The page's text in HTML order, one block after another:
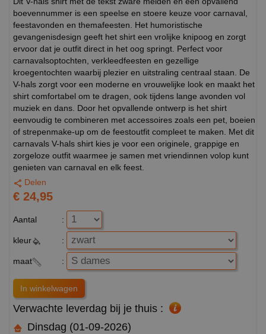
boevennummer is een speelse en stoere keuze voor carnaval,
feestavonden en themafeesten. Het humoristische
gevangenisdesign geeft het shirt een vrolijke knipoog en zorgt
ervoor dat je outfit direct in het oog springt. Perfect voor
carnavalsoptochten, verkleedfeesten en gezellige
kroegentochten waarbij plezier en uitstraling centraal staan. De
V-hals zorgt voor een moderne en vrouwelijke look en maakt het
shirt comfortabel om te dragen, ook tijdens lange avonden vol
muziek en dans. Door het opvallende ontwerp is het shirt
eenvoudig te combineren met accessoires zoals een pet, boeien
of strepenmake-up om de feestoutfit compleet te maken. Met dit
carnavals V-hals shirt kies je voor een originele, grappige en
zorgeloze outfit waarmee je samen met vriendinnen volop kunt
genieten van carnaval en elk feest.
Delen
€ 24,95
Aantal :
kleur :
maat :
Verwachte leverdag bij je thuis :
Dinsdag (01-09-2026)